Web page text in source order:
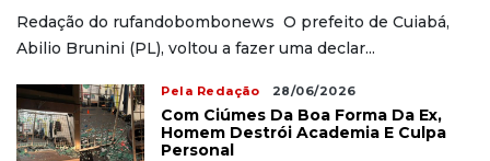
Redação do rufandobombonews O prefeito de Cuiabá,
Abilio Brunini (PL), voltou a fazer uma declar...
Pela Redação 28/06/2026
Com Ciúmes Da Boa Forma Da Ex,
Homem Destrói Academia E Culpa
Personal